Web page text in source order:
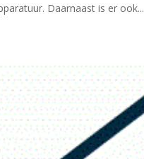
Daarnaast is er ook...